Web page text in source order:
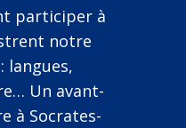
participer à
notre
langues,
Un avant-
à Socrates-